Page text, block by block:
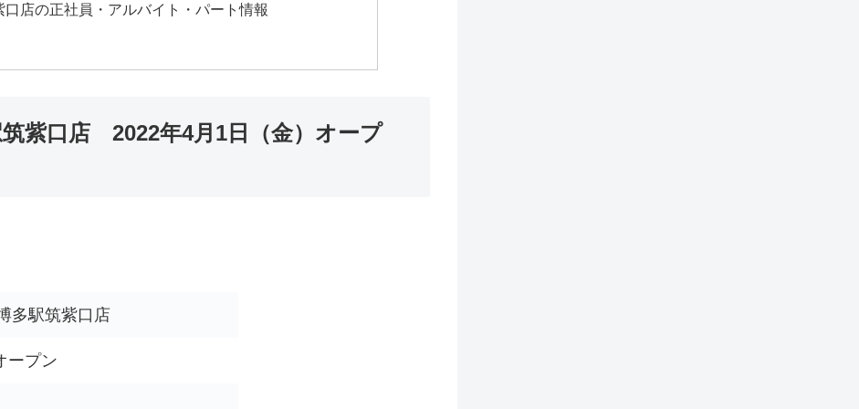
店の正社員・アルバイト・パート情報
紫口店 2022年4月1日（金）オープ
多駅筑紫口店
ープン